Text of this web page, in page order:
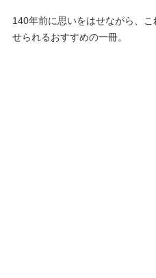
140年前に思いをはせながら、
せられるおすすめの一冊。